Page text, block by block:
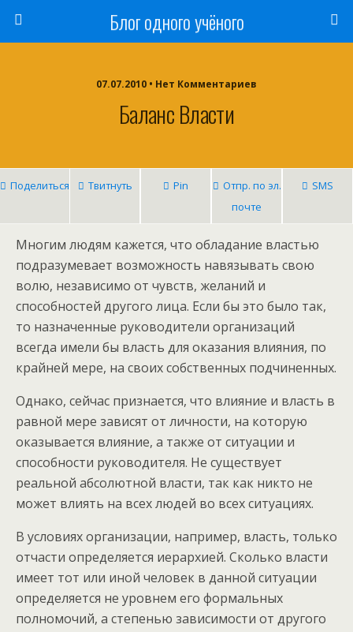
Блог одного учёного
07.07.2010 • Нет Комментариев
Баланс Власти
Поделиться Твитнуть Pin
Отпр. по эл.
почте
SMS
Многим людям кажется, что обладание властью
подразумевает возможность навязывать свою
волю, независимо от чувств, желаний и
способностей другого лица. Если бы это было так,
то назначенные руководители организаций
всегда имели бы власть для оказания влияния, по
крайней мере, на своих собственных подчиненных.
Однако, сейчас признается, что влияние и власть в
равной мере зависят от личности, на которую
оказывается влияние, а также от ситуации и
способности руководителя. Не существует
реальной абсолютной власти, так как никто не
может влиять на всех людей во всех ситуациях.
В условиях организации, например, власть, только
отчасти определяется иерархией. Сколько власти
имеет тот или иной человек в данной ситуации
определяется не уровнем его формальных
полномочий, а степенью зависимости от другого